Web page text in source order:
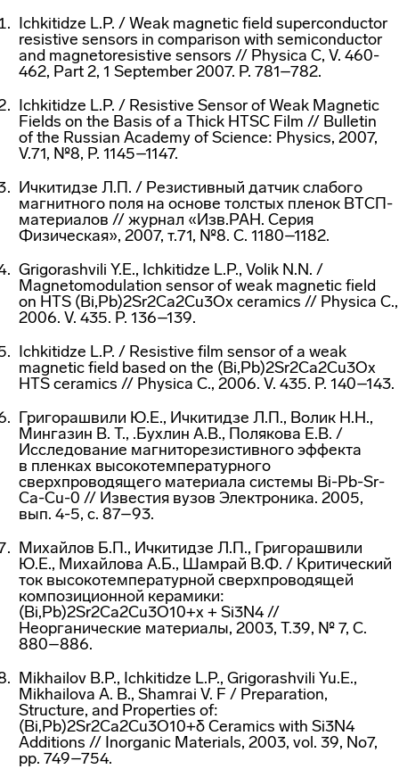
Ichkitidze L.P. / Weak magnetic field superconductor
resistive sensors in comparison with semiconductor
and magnetoresistive sensors // Physica C, V. 460-
462, Part 2, 1 September 2007. P. 781–782.
Ichkitidze L.P. / Resistive Sensor of Weak Magnetic
Fields on the Basis of a Thick HTSC Film // Bulletin
of the Russian Academy of Science: Physics, 2007,
V.71, №8, P. 1145–1147.
Ичкитидзе Л.П. / Резистивный датчик слабого
магнитного поля на основе толстых пленок ВТСП-
материалов // журнал «Изв.РАН. Серия
Физическая», 2007, т.71, №8. C. 1180–1182.
Grigorashvili Y.E., Ichkitidze L.P., Volik N.N. /
Magnetomodulation sensor of weak magnetic field
on HTS (Bi,Pb)2Sr2Ca2Cu3Ox ceramics // Physica C.,
2006. V. 435. P. 136–139.
Ichkitidze L.P. / Resistive film sensor of a weak
magnetic field based on the (Bi,Pb)2Sr2Ca2Cu3Ox
HTS ceramics // Physica C., 2006. V. 435. P. 140–143.
Григорашвили Ю.Е., Ичкитидзе Л.П., Волик Н.Н.,
Мингазин В. Т., .Бухлин А.В., Полякова Е.В. /
Исследование магниторезистивного эффекта
в пленках высокотемпературного
сверхпроводящего материала системы Bi-Pb-Sr-
Ca-Cu-0 // Известия вузов Электроника. 2005,
вып. 4-5, с. 87–93.
Михайлов Б.П., Ичкитидзе Л.П., Григорашвили
Ю.Е., Михайлова А.Б., Шамрай В.Ф. / Критический
ток высокотемпературной сверхпроводящей
композиционной керамики:
(Bi,Pb)2Sr2Ca2Cu3O10+x + Si3N4 //
Неорганические материалы, 2003, Т.39, № 7, С.
880–886.
Mikhailov B.P., Ichkitidze L.P., Grigorashvili Yu.E.,
Mikhailova A. B., Shamrai V. F / Preparation,
Structure, and Properties of:
(Bi,Pb)2Sr2Ca2Cu3O10+δ Ceramics with Si3N4
Additions // Inorganic Materials, 2003, vol. 39, No7,
pp. 749–754.